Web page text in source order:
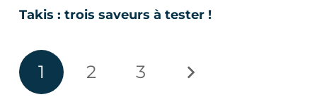
Takis : trois saveurs à tester !
1 2 3